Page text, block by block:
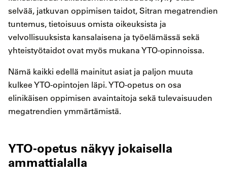
selvää, jatkuvan oppimisen taidot, Sitran megatrendien
tuntemus, tietoisuus omista oikeuksista ja
velvollisuuksista kansalaisena ja työelämässä sekä
yhteistyötaidot ovat myös mukana YTO-opinnoissa.
Nämä kaikki edellä mainitut asiat ja paljon muuta
kulkee YTO-opintojen läpi. YTO-opetus on osa
elinikäisen oppimisen avaintaitoja sekä tulevaisuuden
megatrendien ymmärtämistä.
YTO-opetus näkyy jokaisella
ammattialalla